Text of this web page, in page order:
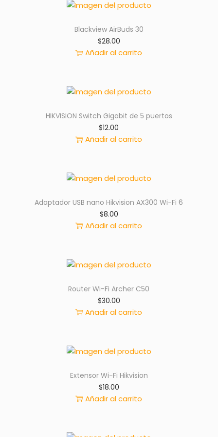
Blackview AirBuds 30
$28.00
Añadir al carrito
HIKVISION Switch Gigabit de 5 puertos
$12.00
Añadir al carrito
Adaptador USB nano Hikvision AX300 Wi-Fi 6
$8.00
Añadir al carrito
Router Wi-Fi Archer C50
$30.00
Añadir al carrito
Extensor Wi-Fi Hikvision
$18.00
Añadir al carrito